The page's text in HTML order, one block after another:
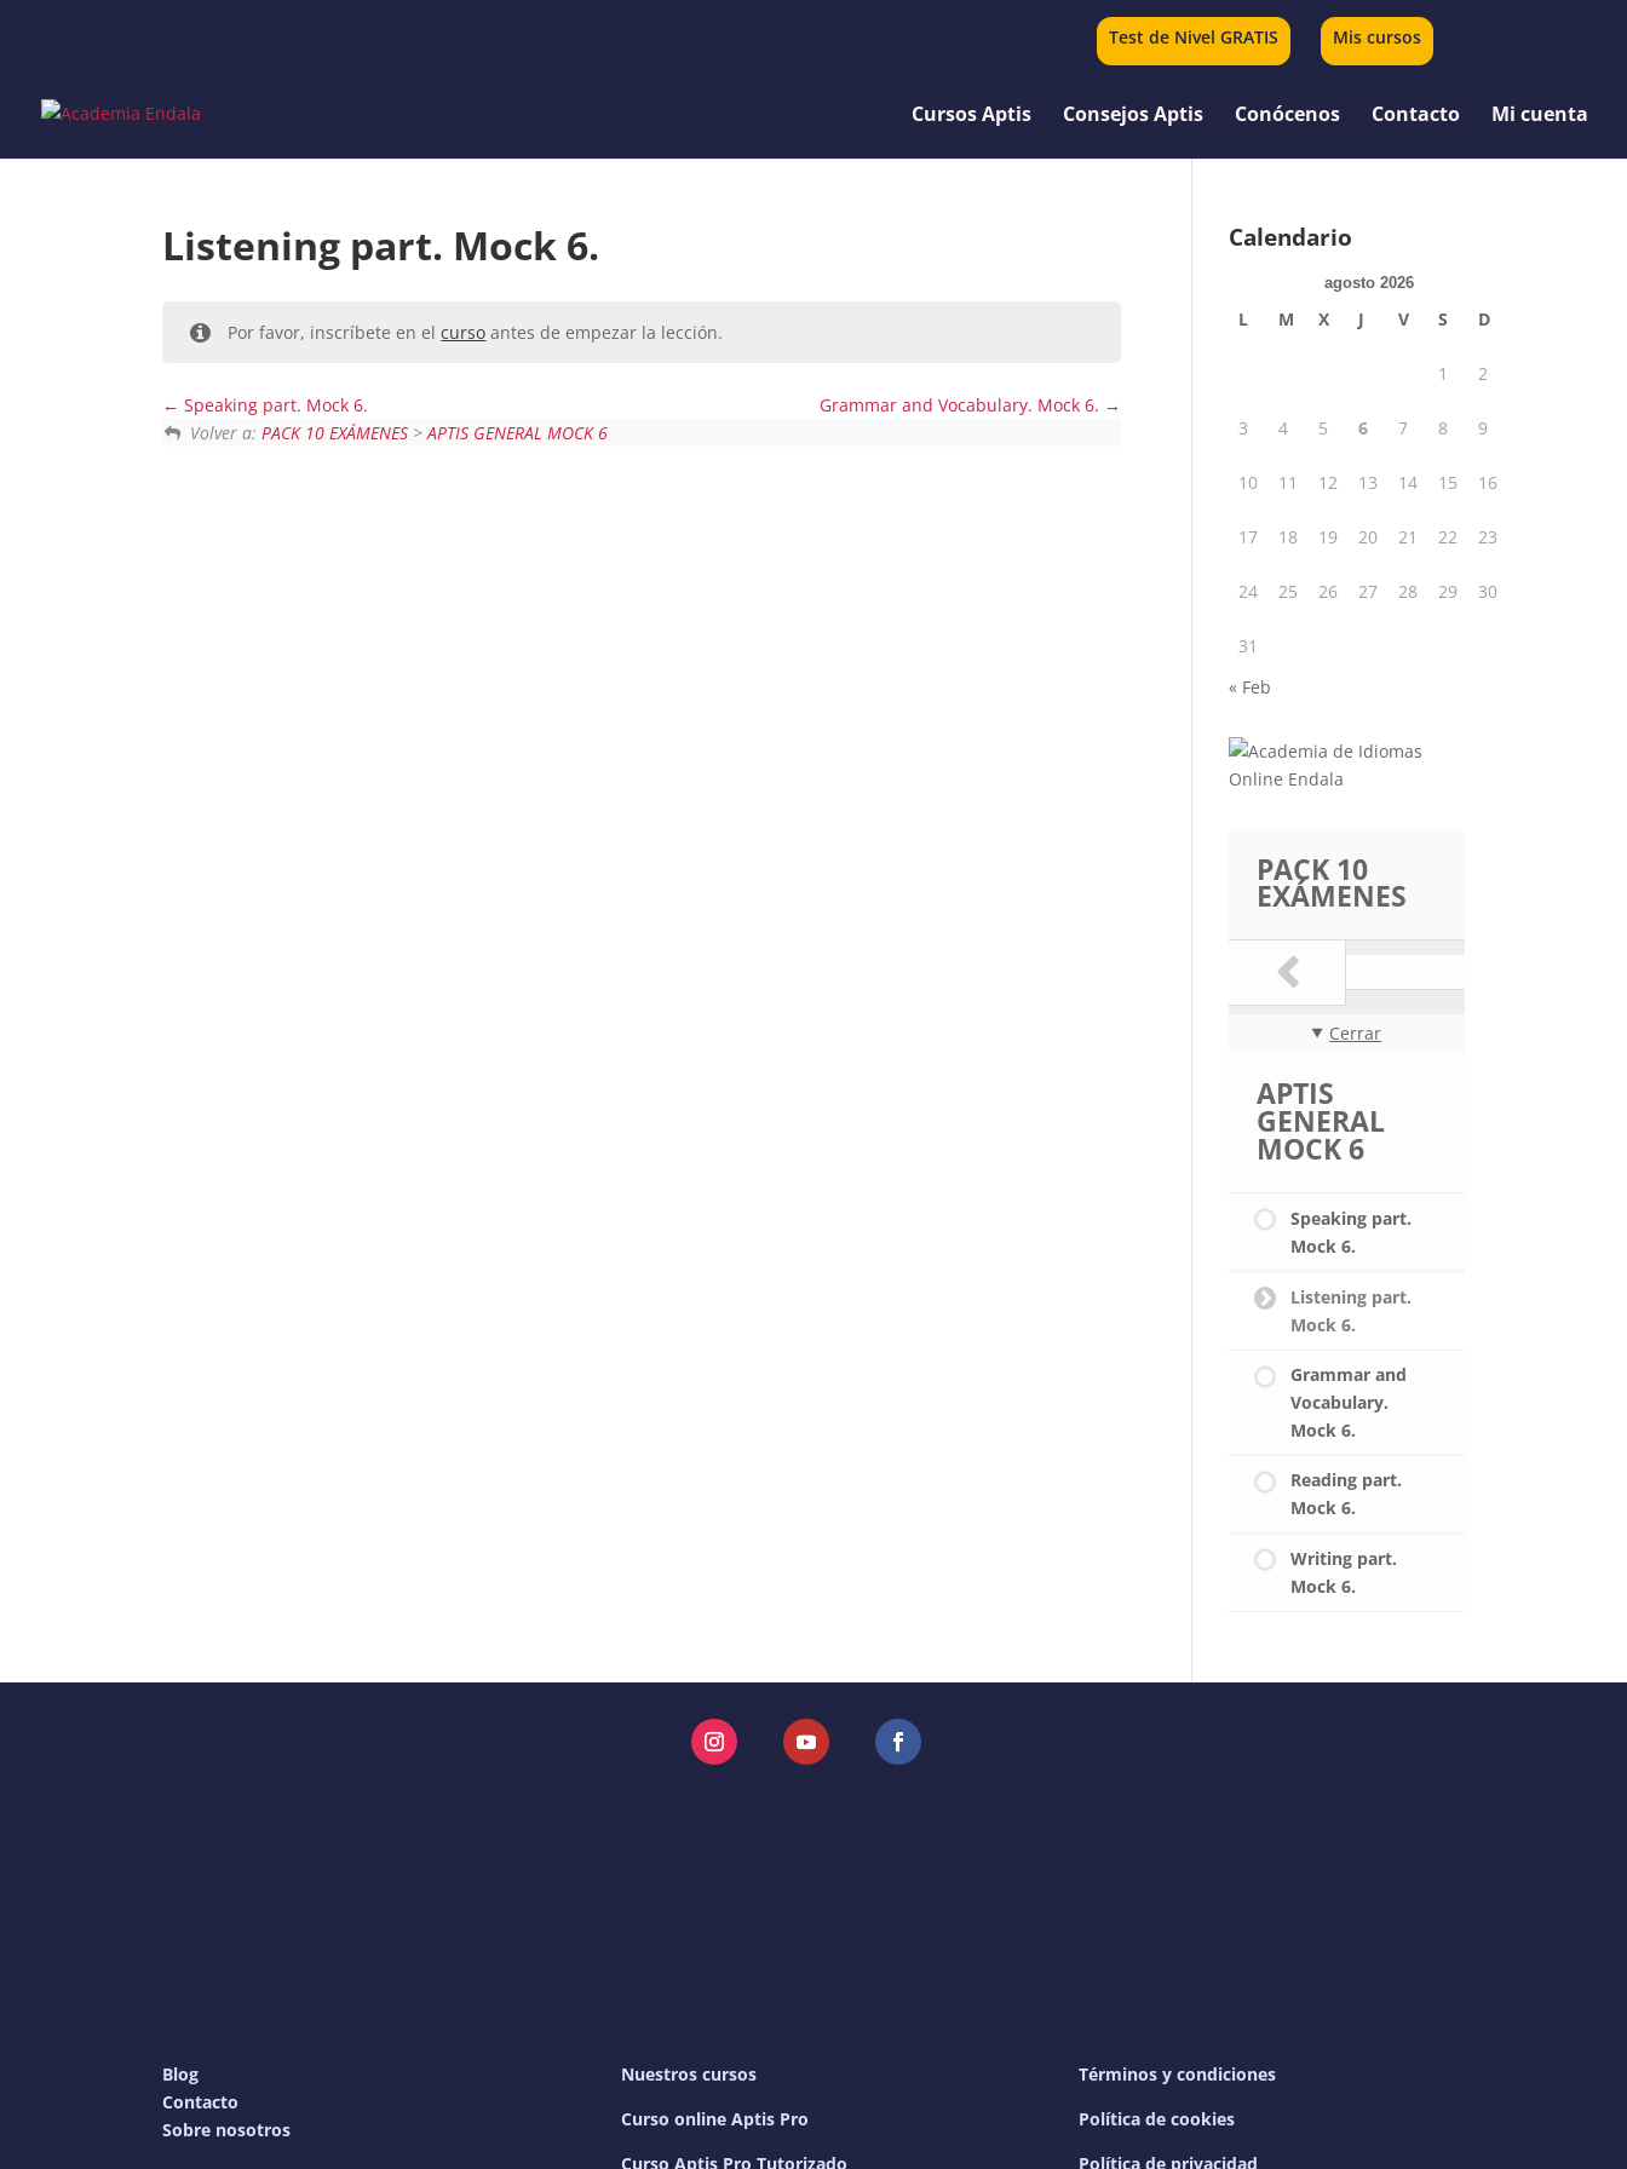
Test de Nivel GRATIS Mis cursos
Cursos Aptis Consejos Aptis Conócenos Contacto Mi cuenta
Listening part. Mock 6.
Por favor, inscríbete en elcurso antes de empezar la lección.
Speaking part. Mock 6.
Grammar and Vocabulary. Mock 6.
Volver a: PACK 10 EXÁMENES >APTIS GENERAL MOCK 6
Calendario
agosto 2026
L M X J V S D
1 2
3 4 5 6 7 8 9
10 11 12 13 14 15 16
17 18 19 20 21 22 23
24 25 26 27 28 29 30
31
« Feb
PACK 10
EXÁMENES
Cerrar
APTIS
GENERAL
MOCK 6
Speaking part.
Mock 6.
Listening part.
Mock 6.
Grammar and
Vocabulary.
Mock 6.
Reading part.
Mock 6.
Writing part.
Mock 6.
Instagram YouTube Facebook
Blog
Contacto
Sobre nosotros
Nuestros cursos
Curso online Aptis Pro
Curso Aptis Pro Tutorizado
Términos y condiciones
Política de cookies
Política de privacidad